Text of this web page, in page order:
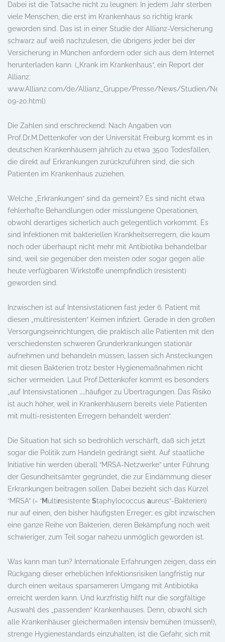
Dabei ist die Tatsache nicht zu leugnen: In jedem Jahr sterben
viele Menschen, die erst im Krankenhaus so richtig krank
geworden sind. Das ist in einer Studie der Allianz-Versicherung
schwarz auf weiß nachzulesen, die übrigens jeder bei der
Versicherung in München anfordern oder sich aus dem Internet
herunterladen kann. („Krank im Krankenhaus“, ein Report der
Allianz:
www.Allianz.com/de/Allianz_Gruppe/Presse/News/Studien/
09-20.html)
Die Zahlen sind erschreckend: Nach Angaben von
Prof.Dr.M.Dettenkofer von der Universität Freiburg kommt es in
deutschen Krankenhäusern jährlich zu etwa 3500 Todesfällen,
die direkt auf Erkrankungen zurückzuführen sind, die sich
Patienten im Krankenhaus zuziehen.
Welche „Erkrankungen“ sind da gemeint? Es sind nicht etwa
fehlerhafte Behandlungen oder misslungene Operationen,
obwohl derartiges sicherlich auch gelegentlich vorkommt. Es
sind Infektionen mit bakteriellen Krankheitserregern, die kaum
noch oder überhaupt nicht mehr mit Antibiotika behandelbar
sind, weil sie gegenüber den meisten oder sogar gegen alle
heute verfügbaren Wirkstoffe unempfindlich (resistent)
geworden sind.
Inzwischen ist auf Intensivstationen fast jeder 6. Patient mit
diesen „multiresistenten“ Keimen infiziert. Gerade in den großen
Versorgungseinrichtungen, die praktisch alle Patienten mit den
verschiedensten schweren Grunderkrankungen stationär
aufnehmen und behandeln müssen, lassen sich Ansteckungen
mit diesen Bakterien trotz bester Hygienemaßnahmen nicht
sicher vermeiden. Laut Prof.Dettenkofer kommt es besonders
„auf Intensivstationen ……häufiger zu Übertragungen. Das Risiko
ist auch höher, weil in Krankenhäusern bereits viele Patienten
mit multi-resistenten Erregern behandelt werden“.
Die Situation hat sich so bedrohlich verschärft, daß sich jetzt
sogar die Politik zum Handeln gedrängt sieht. Auf staatliche
Initiative hin werden überall “MRSA-Netzwerke” unter Führung
der Gesundheitsämter gegründet, die zur Eindämmung dieser
Erkrankungen beitragen sollen. Dabei bezieht sich das Kürzel
“MRSA” (= “M ultiresistente Staphylococcus aureus”-Bakterien)
nur auf einen, den bisher häufigsten Erreger; es gibt inzwischen
eine ganze Reihe von Bakterien, deren Bekämpfung noch weit
schwieriger, zum Teil sogar nahezu unmöglich geworden ist.
Was kann man tun? Internationale Erfahrungen zeigen, dass ein
Rückgang dieser erheblichen Infektionsrisiken langfristig nur
durch einen weitaus sparsameren Umgang mit Antibiotika
erreicht werden kann. Und kurzfristig hilft nur die sorgfältige
Auswahl des „passenden“ Krankenhauses. Denn, obwohl sich
alle Krankenhäuser gleichermaßen intensiv bemühen (müssen!),
strenge Hygienestandards einzuhalten, ist die Gefahr, sich mit